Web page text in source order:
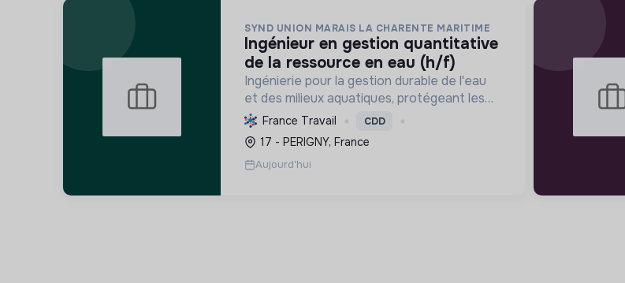
SYND UNION MARAIS LA CHARENTE MARITIME
ingénieur en gestion quantitative
de la ressource en eau (h/f)
Ingénierie pour la gestion durable de l'eau
et des milieux aquatiques, protégeant les
territoires des inondations et préservant la
biodiversité des marais et zones humides
en Charente-Maritime.
France Travail CDD
17 - PERIGNY, France
Aujourd'hui